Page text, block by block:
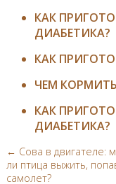
КАК
ДИАБЕТИКА?
КАК
ЧЕМ
КАК
ДИАБЕТИКА?
← Сова в двигателе:
ли птица выжить,
самолет?